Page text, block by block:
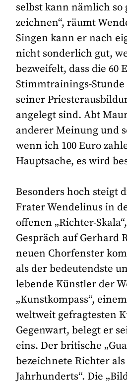
selbst kann nämlich
zeichnen“, räumt
Singen kann er nach
nicht sonderlich gut,
bezweifelt, dass die 60
Stimmtrainings-
seiner
angelegt sind. Abt
anderer Meinung und
wenn ich 100 Euro
Hauptsache, es wird
Besonders hoch steigt
Frater Wendelinus in
offenen „Richter-
Gespräch auf Gerhard
neuen Chorfenster
als der bedeutendste
lebende Künstler der
„Kunstkompass“,
weltweit gefragtesten
Gegenwart, belegt er
eins. Der britische
bezeichnete Richter als
Jahrhunderts“. Die